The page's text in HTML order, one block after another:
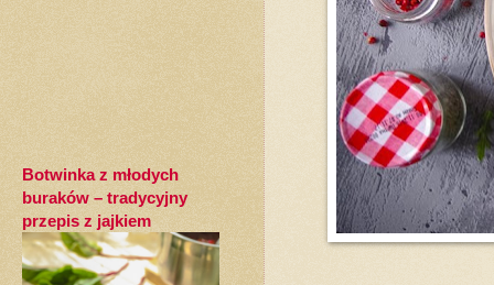
Botwinka z młodych
buraków – tradycyjny
przepis z jajkiem